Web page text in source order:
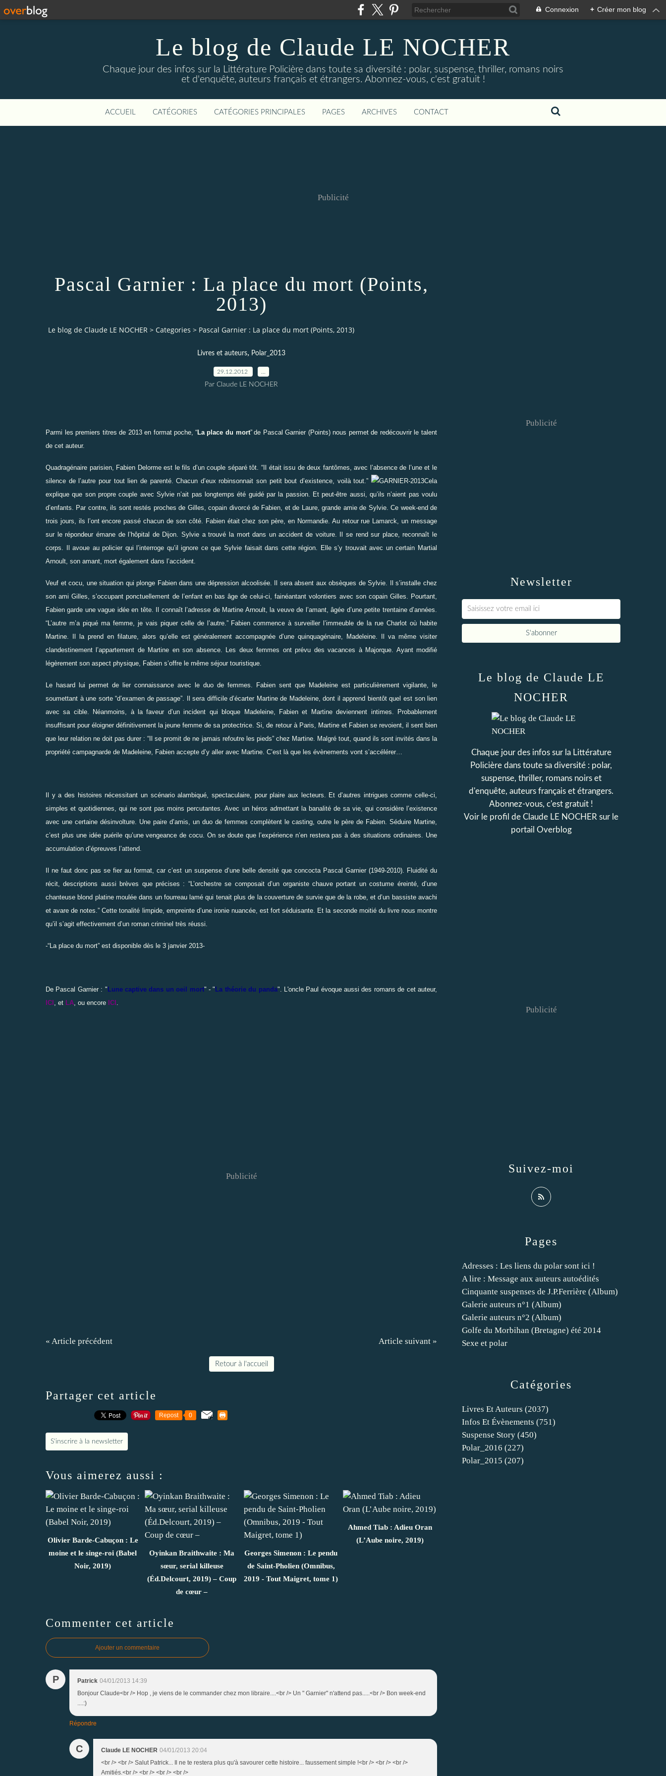
Connexion + Créer mon blog
Le blog de Claude LE NOCHER
Chaque jour des infos sur la Littérature Policière dans toute sa diversité : polar, suspense, thriller, romans noirs
et d'enquête, auteurs français et étrangers. Abonnez-vous, c'est gratuit !
ACCUEIL CATÉGORIES CATÉGORIES PRINCIPALES PAGES ARCHIVES CONTACT
Publicité
Pascal Garnier : La place du mort (Points,
2013)
Le blog de Claude LE NOCHER > Categories > Pascal Garnier : La place du mort (Points, 2013)
Livres et auteurs, Polar_2013
29.12.2012
Par Claude LE NOCHER
Parmi les premiers titres de 2013 en format poche, “La place du mort” de Pascal Garnier (Points) nous permet de redécouvrir le talent
de cet auteur.
Quadragénaire parisien, Fabien Delorme est le fils d’un couple séparé tôt. “ Il était issu de deux fantômes, avec l’absence de l’une et le
silence de l’autre pour tout lien de parenté. Chacun d’eux robinsonnait son petit bout d’existence, voilà tout.”
Cela
explique que son propre couple avec Sylvie n’ait pas longtemps été guidé par la passion. Et peut-être aussi, qu’ils n’aient pas voulu
d’enfants. Par contre, ils sont restés proches de Gilles, copain divorcé de Fabien, et de Laure, grande amie de Sylvie. Ce week-end de
trois jours, ils l’ont encore passé chacun de son côté. Fabien était chez son père, en Normandie. Au retour rue Lamarck, un message
sur le répondeur émane de l’hôpital de Dijon. Sylvie a trouvé la mort dans un accident de voiture. Il se rend sur place, reconnaît le
corps. Il avoue au policier qui l’interroge qu’il ignore ce que Sylvie faisait dans cette région. Elle s’y trouvait avec un certain Martial
Arnoult, son amant, mort également dans l’accident.
Veuf et cocu, une situation qui plonge Fabien dans une dépression alcoolisée. Il sera absent aux obsèques de Sylvie. Il s’installe chez
son ami Gilles, s’occupant ponctuellement de l’enfant en bas âge de celui-ci, fainéantant volontiers avec son copain Gilles. Pourtant,
Fabien garde une vague idée en tête. Il connaît l’adresse de Martine Arnoult, la veuve de l’amant, âgée d’une petite trentaine d’années.
“ L’autre m’a piqué ma femme, je vais piquer celle de l’autre. ”Fabien commence à surveiller l’immeuble de la rue Charlot où habite
Martine. Il la prend en filature, alors qu’elle est généralement accompagnée d’une quinquagénaire, Madeleine. Il va même visiter
clandestinement l’appartement de Martine en son absence. Les deux femmes ont prévu des vacances à Majorque. Ayant modifié
légèrement son aspect physique, Fabien s’offre le même séjour touristique.
Le hasard lui permet de lier connaissance avec le duo de femmes. Fabien sent que Madeleine est particulièrement vigilante, le
soumettant à une sorte“d’examen de passage” . Il sera difficile d’écarter Martine de Madeleine, dont il apprend bientôt quel est son lien
avec sa cible. Néanmoins, à la faveur d’un incident qui bloque Madeleine, Fabien et Martine deviennent intimes. Probablement
insuffisant pour éloigner définitivement la jeune femme de sa protectrice. Si, de retour à Paris, Martine et Fabien se revoient, il sent bien
que leur relation ne doit pas durer :“ Il se promit de ne jamais refoutre les pieds”chez Martine. Malgré tout, quand ils sont invités dans la
propriété campagnarde de Madeleine, Fabien accepte d’y aller avec Martine. C’est là que les évènements vont s’accélérer…
Il y a des histoires nécessitant un scénario alambiqué, spectaculaire, pour plaire aux lecteurs. Et d’autres intrigues comme celle-ci,
simples et quotidiennes, qui ne sont pas moins percutantes. Avec un héros admettant la banalité de sa vie, qui considère l’existence
avec une certaine désinvolture. Une paire d’amis, un duo de femmes complètent le casting, outre le père de Fabien. Séduire Martine,
c’est plus une idée puérile qu’une vengeance de cocu. On se doute que l’expérience n’en restera pas à des situations ordinaires. Une
accumulation d’épreuves l’attend.
Il ne faut donc pas se fier au format, car c’est un suspense d’une belle densité que concocta Pascal Garnier (1949-2010). Fluidité du
récit, descriptions aussi brèves que précises : “L’orchestre se composait d’un organiste chauve portant un costume éreinté, d’une
chanteuse blond platine moulée dans un fourreau lamé qui tenait plus de la couverture de survie que de la robe, et d’un bassiste avachi
et avare de notes.” Cette tonalité limpide, empreinte d’une ironie nuancée, est fort séduisante. Et la seconde moitié du livre nous montre
qu’il s’agit effectivement d’un roman criminel très réussi.
-“ La place du mort” est disponible dès le 3 janvier 2013-
De Pascal Garnier : " Lune captive dans un oeil mort" - " La théorie du panda". L'oncle Paul évoque aussi des romans de cet auteur,
ICI
, et LA , ou encore ICI
Publicité
« Article précédent Article suivant »
Retour à l'accueil
Partager cet article
Repost 0
S'inscrire à la newsletter
Vous aimerez aussi :
Olivier Barde-Cabuçon : Le
moine et le singe-roi (Babel
Noir, 2019)
Oyinkan Braithwaite : Ma
sœur, serial killeuse
(Éd.Delcourt, 2019) – Coup
de cœur –
Georges Simenon : Le pendu
de Saint-Pholien (Omnibus,
2019 - Tout Maigret, tome 1)
Ahmed Tiab : Adieu Oran
(L’Aube noire, 2019)
Commenter cet article
Ajouter un commentaire
P Patrick 04/01/2013 14:39
Bonjour Claude<br /> Hop , je viens de le commander chez mon libraire....<br /> Un " Garnier" n'attend pas.....<br /> Bon week-end
....:)
Répondre
C Claude LE NOCHER 04/01/2013 20:04
<br /> <br /> Salut Patrick... Il ne te restera plus qu'à savourer cette histoire... faussement simple !<br /> <br /> <br />
Amitiés.<br /> <br /> <br /> <br />
Newsletter
Publicité
Catégories
Livres Et Auteurs (2037)
Infos Et Évènements (751)
Suspense Story (450)
Polar_2016 (227)
Polar_2015 (207)
Pages
Adresses : Les liens du polar sont ici !
A lire : Message aux auteurs autoédités
Cinquante suspenses de J.P.Ferrière (Album)
Galerie auteurs n°1 (Album)
Galerie auteurs n°2 (Album)
Golfe du Morbihan (Bretagne) été 2014
Sexe et polar
Le blog de Claude LE
NOCHER
Chaque jour des infos sur la Littérature
Policière dans toute sa diversité : polar,
suspense, thriller, romans noirs et
d'enquête, auteurs français et étrangers.
Abonnez-vous, c'est gratuit !
Voir le profil de Claude LE NOCHER sur le
portail Overblog
Suivez-moi
Publicité